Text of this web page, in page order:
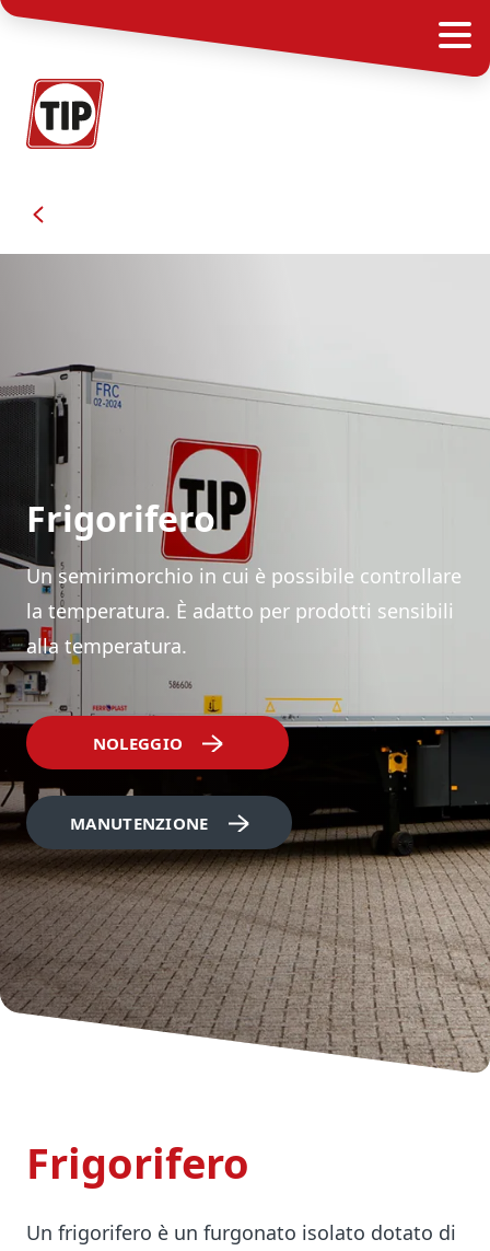
Frigorifero
Un semirimorchio in cui è possibile controllare
la temperatura. È adatto per prodotti sensibili
alla temperatura.
NOLEGGIO
MANUTENZIONE
Frigorifero
Un frigorifero è un furgonato isolato dotato di